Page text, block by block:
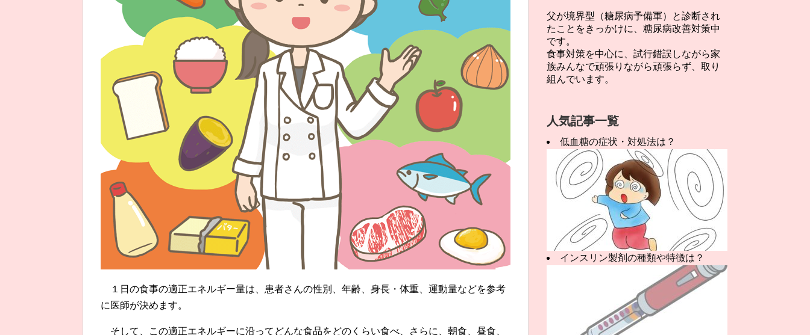
１日の食事の適正エネルギー量は、患者さんの性別、年齢、身長・体重、運動量などを参考
に医師が決めます。
そして、この適正エネルギーに沿ってどんな食品をどのくらい食べ、さらに、朝食、昼食、
父が境界型（糖尿病予備軍）と診断され
たことをきっかけに、糖尿病改善対策中
です。
食事対策を中心に、試行錯誤しながら家
族みんなで頑張りながら頑張らず、取り
組んでいます。
人気記事一覧
低血糖の症状・対処法は？
インスリン製剤の種類や特徴は？